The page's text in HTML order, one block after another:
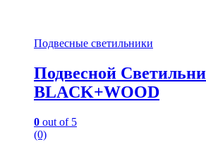
Подвесные светильники
Подвесной
BLACK+WOOD
0 out of 5
(0)